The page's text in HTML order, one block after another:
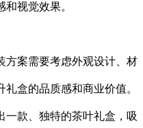
视觉效果。
案需要考虑外观设计、材
盒的品质感和商业价值。
一款、独特的茶叶礼盒，吸